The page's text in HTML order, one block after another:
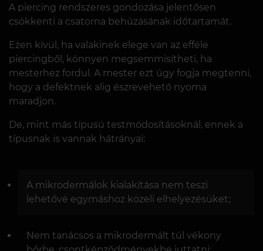
A piercing rendszeres gondozása jelentősen
csökkenti a csatorna behúzásának időtartamát.
Ezen kívül, ha valakinek elege van az efféle
piercingből, könnyen megsemmisítheti, ha
mesterhez fordul. A mester ezt úgy fogja megtenni,
hogy a defektnek alig észrevehető nyoma
maradjon.
De, mint más típusú testmódosításoknál, ennek a
típusnak is vannak hátrányai:
A mikrodermálok kialakítása nem teszi
lehetővé egymáshoz közeli elhelyezésüket;
Nem tanácsos a mikrodermált túl vékony